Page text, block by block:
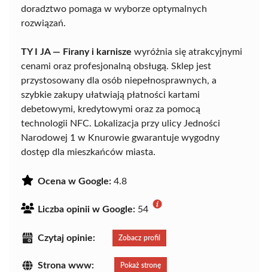
doradztwo pomaga w wyborze optymalnych
rozwiązań.
TY I JA — Firany i karnisze wyróżnia się atrakcyjnymi
cenami oraz profesjonalną obsługą. Sklep jest
przystosowany dla osób niepełnosprawnych, a
szybkie zakupy ułatwiają płatności kartami
debetowymi, kredytowymi oraz za pomocą
technologii NFC. Lokalizacja przy ulicy Jedności
Narodowej 1 w Knurowie gwarantuje wygodny
dostęp dla mieszkańców miasta.
Ocena w Google: 4.8
Liczba opinii w Google: 54
Czytaj opinie: Zobacz profil
Strona www: Pokaż stronę